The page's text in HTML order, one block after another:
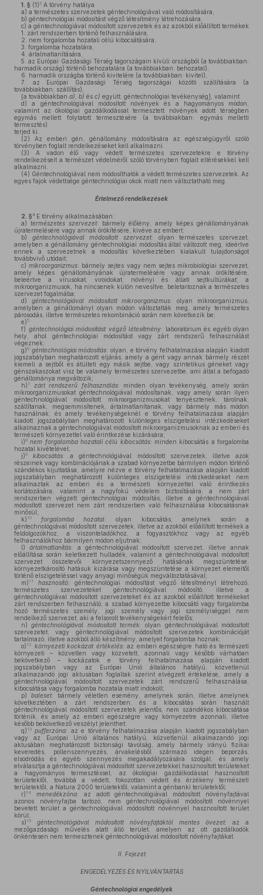
1. § (1) 3 A törvény hatálya
a) a természetes szervezetek géntechnológiával való módosítására,
b) géntechnológiai módosítást végző létesítmény létrehozására,
c) a géntechnológiával módosított szervezetek és az azokból előállított termékek
1. zárt rendszerben történő felhasználására,
2. nem forgalomba hozatali célú kibocsátására,
3. forgalomba hozatalára,
4. ártalmatlanítására,
5. az Európai Gazdasági Térség tagországain kívüli országból (a továbbiakban:
harmadik ország) történő behozatalára (a továbbiakban: behozatal),
6. harmadik országba történő kivitelére (a továbbiakban: kivitel),
7. az Európai Gazdasági Térség tagországai közötti szállítására (a
továbbiakban: szállítás),
[a továbbiakban a) b) és c) együtt: géntechnológiai tevékenység], valamint
d) a géntechnológiával módosított növények és a hagyományos módon,
valamint az ökológiai gazdálkodással termesztett növények adott térségben
egymás mellett folytatott termesztésére (a továbbiakban: egymás melletti
termesztés)
terjed ki.
(2) Az emberi gén, génállomány módosítására az egészségügyről szóló
törvényben foglalt rendelkezéseket kell alkalmazni.
(3) A vadon élő vagy védett természetes szervezetekre e törvény
rendelkezéseit a természet védelméről szóló törvényben foglalt eltérésekkel kell
alkalmazni.
(4) Géntechnológiával nem módosíthatók a védett természetes szervezetek. Az
egyes fajok védettsége géntechnológiai okok miatt nem változtatható meg.
Értelmező rendelkezések
2. §4 E törvény alkalmazásában:
a) természetes szervezet: bármely élőlény, amely képes génállományának
újratermelésére vagy annak örökítésére, kivéve az embert;
b)
géntechnológiával módosított szervezet: olyan természetes szervezet,
amelyben a génállomány géntechnológiai módosítás által változott meg, ideértve
ennek a szervezetnek a módosítás következtében kialakult tulajdonságot
továbbvivő utódait;
c) mikroorganizmus: bármely sejtes vagy nem sejtes mikrobiológiai szervezet,
amely képes génállományának újratermelésére vagy annak örökítésére,
beleértve a vírusokat, viroidokat, növényi és állati sejtkultúrákat; a
mikroorganizmusok, ha nincsenek külön nevesítve, beletartoznak a természetes
szervezet fogalmába;
d)
géntechnológiával módosított mikroorganizmus: olyan mikroorganizmus,
amelyben a génállományt olyan módon változtatták meg, amely természetes
párosodás, illetve természetes rekombináció során nem következik be;
e)5
f) géntechnológiai módosítást végző létesítmény: laboratórium és egyéb olyan
hely, ahol géntechnológiai módosítást vagy zárt rendszerű felhasználást
végeznek;
g)6 géntechnológiai módosítás: olyan, e törvény felhatalmazása alapján kiadott
jogszabályban meghatározott eljárás, amely a gént vagy annak bármely részét
kiemeli a sejtből és átülteti egy másik sejtbe, vagy szintetikus géneket vagy
génszakaszokat visz be valamely természetes szervezetbe, ami által a befogadó
génállománya megváltozik;
h)7 zárt rendszerű felhasználás: minden olyan tevékenység, amely során
mikroorganizmusokat géntechnológiával módosítanak, vagy amely során ilyen
géntechnológiával módosított mikroorganizmusokat tenyésztenek, tárolnak,
szállítanak, megsemmisítenek, ártalmatlanítanak, vagy bármely más módon
használnak, és amely tevékenységeknél e törvény felhatalmazása alapján
kiadott jogszabályban meghatározott különleges elszigetelési intézkedéseket
alkalmaznak a géntechnológiával módosított mikroorganizmusoknak az emberi és
természeti környezettel való érintkezése kizárására;
i)8 nem forgalomba hozatali célú kibocsátás: minden kibocsátás a forgalomba
hozatal kivételével;
j)9 kibocsátás: a géntechnológiával módosított szervezetek, illetve azok
részeinek vagy kombinációjának a szabad környezetbe bármilyen módon történő
szándékos kijuttatása, amelyre nézve e törvény felhatalmazása alapján kiadott
jogszabályban meghatározott különleges elszigetelési intézkedéseket nem
alkalmaztak az emberi és a természeti környezettel való érintkezés
korlátozására, valamint a nagyfokú védelem biztosítására; a nem zárt
rendszerben végzett géntechnológiai módosítás, illetve a géntechnológiával
módosított szervezet nem zárt rendszerben való felhasználása kibocsátásnak
minősül;
k) 10 forgalomba hozatal: olyan kibocsátás, amelynek során a
géntechnológiával módosított szervezetek, illetve az azokból előállított termékek a
feldolgozókhoz, a viszonteladókhoz, a fogyasztókhoz vagy az egyéb
felhasználókhoz bármilyen módon eljutnak;
l)
ártalmatlanítás: a géntechnológiával módosított szervezet, illetve annak
előállítása során keletkezett hulladék, valamint a géntechnológiával módosított
szervezet összetevői környezetszennyező hatásának megszüntetése,
környezetkárosító hatásuk kizárása vagy megszüntetése a környezet elemeitől
történő elszigeteléssel vagy anyagi minőségük megváltoztatásával;
m) 11 hasznosító: géntechnológiai módosítást végző létesítményt létrehozó,
természetes szervezeteket géntechnológiával módosító, illetve a
géntechnológiával módosított szervezeteket és az azokból előállított termékeket
zárt rendszerben felhasználó, a szabad környezetbe kibocsátó vagy forgalomba
hozó természetes személy, jogi személy vagy jogi személyiséggel nem
rendelkező szervezet, aki a felsorolt tevékenységekért felelős;
n)
géntechnológiával módosított termék: olyan géntechnológiával módosított
szervezetet, vagy géntechnológiával módosított szervezetek kombinációját
tartalmazó, illetve azokból álló készítmény, amelyet forgalomba hoznak;
o) 12 környezeti kockázat értékelés:az emberi egészségre ható és természeti
környezeti – közvetlen vagy közvetett, azonnali vagy később várhatóan
bekövetkező – kockázatok e törvény felhatalmazása alapján kiadott
jogszabályban vagy az Európai Unió általános hatályú, közvetlenül
alkalmazandó jogi aktusában foglaltak szerint elvégzett értékelése, amely a
géntechnológiával módosított szervezetek zárt rendszerű felhasználása,
kibocsátása vagy forgalomba hozatala miatt indokolt;
p)
baleset: bármely véletlen esemény, amelynek során, illetve amelynek
következtében a zárt rendszerben, és a kibocsátás során használt
géntechnológiával módosított szervezetek jelentős, nem szándékos kibocsátása
történik, és amely az emberi egészségre vagy környezetre azonnali, illetve
később bekövetkező veszélyt jelenthet;
q) 13 pufferzóna: az e törvény felhatalmazása alapján kiadott jogszabályban
vagy az Európai Unió általános hatályú, közvetlenül alkalmazandó jogi
aktusában meghatározott biztonsági távolság, amely bármely irányú fizikai
keveredés, pollenszennyezés, árvakelésből származó idegen beporzás,
elsodródás és egyéb szennyezés megakadályozására szolgál, és amely
elválasztja a géntechnológiával módosított szervezetekkel hasznosított területeket
a hagyományos termesztéssel, az ökológiai gazdálkodással hasznosított
területektől, továbbá a védett, fokozottan védett és érzékeny természeti
területektől, a Natura 2000 területektől, valamint a génbanki területektől;
r) 14 menedékzóna: az adott géntechnológiával módosított növényfajtával
azonos növényfajba tartozó, nem géntechnológiával módosított növénnyel
bevetett terület a géntechnológiával módosított növénnyel hasznosított terület
körül;
s) 15 géntechnológiával módosított növényfajtáktól mentes övezet: az a
mezőgazdasági művelés alatt álló terület, amelyen az ott gazdálkodók
önkéntesen nem termesztenek géntechnológiával módosított növényfajtákat.
II. Fejezet
ENGEDÉLYEZÉS ÉS NYILVÁNTARTÁS
Géntechnológiai engedélyek